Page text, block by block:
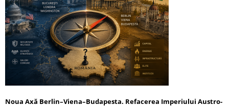
Noua Axă Berlin–Viena–Budapesta. Refacerea Imperiului Austro-